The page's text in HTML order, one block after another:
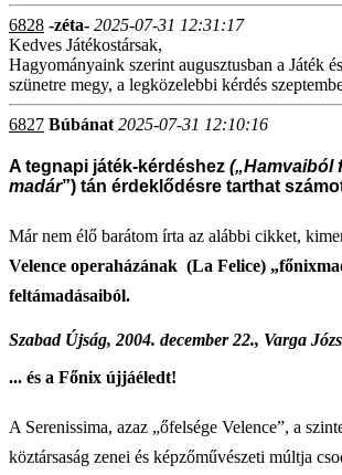
6828 -zéta- 2025-07-31 12:31:17
Kedves Játékostársak,
Hagyományaink szerint augusztusban a Játék
szünetre megy, a legközelebbi kérdés
6827 Búbánat 2025-07-31 12:10:16
A tegnapi játék-kérdéshez („Hamvaiból
madár”) tán érdeklődésre tarthat
Már nem élő barátom írta az alábbi cikket,
Velence operaházának (La Felice)
feltámadásaiból.
Szabad Újság, 2004. december 22., Varga
... és a Főnix újjáéledt!
A Serenissima, azaz „őfelsége Velence”, a
köztársaság zenei és képzőművészeti múltja